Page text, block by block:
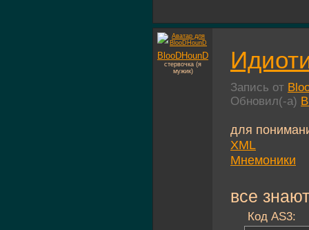
BlooDHounD
стервочка (я
мужик)
Запись от
Обновил(-а)
для
XML
Мнемоники
все
Код AS3: